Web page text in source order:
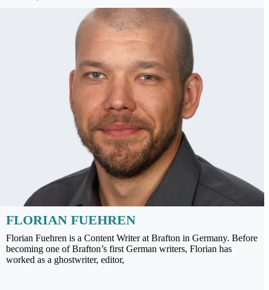
FLORIAN FUEHREN
Florian Fuehren is a Content Writer at Brafton in Germany. Before
becoming one of Brafton’s first German writers, Florian has
worked as a ghostwriter, editor,